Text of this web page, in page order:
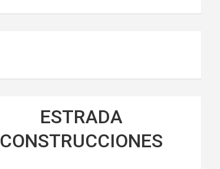
ESTRADA
CONSTRUCCIONES